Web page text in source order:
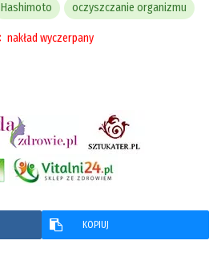
Hashimoto oczyszczanie organizmu
nakład wyczerpany
KOPIUJ